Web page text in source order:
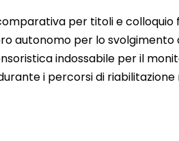
per titoli e colloquio
autonomo per lo svolgimento
indossabile per il
i percorsi di riabilitazione